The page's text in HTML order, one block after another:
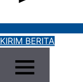
KIRIM BERITA